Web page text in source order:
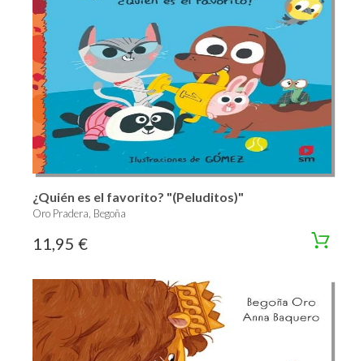
¿Quién es el favorito? "(Peluditos)"
Oro Pradera, Begoña
11,95 €